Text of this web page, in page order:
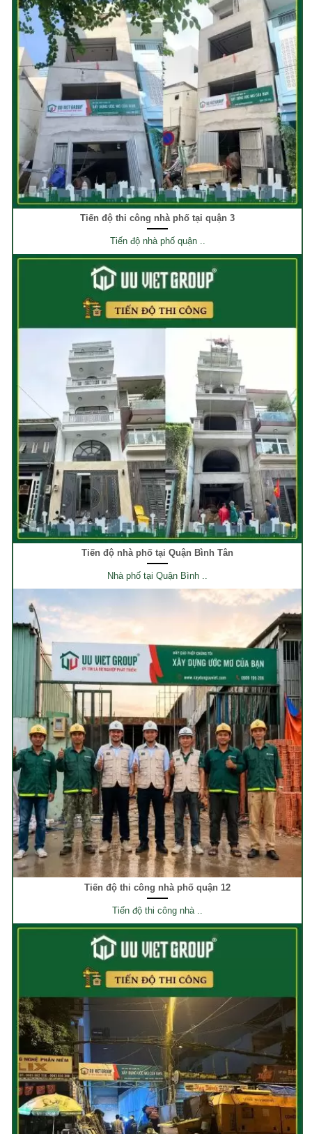
Tiến độ thi công nhà phố tại quận 3
Tiến độ nhà phố quận ..
Tiến độ nhà phố tại Quận Bình Tân
Nhà phố tại Quận Bình ..
Tiến độ thi công nhà phố quận 12
Tiến độ thi công nhà ..